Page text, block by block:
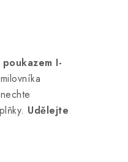
I-
Udělejte